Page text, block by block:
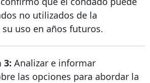
no utilizados de la
uso en años futuros.
3: Analizar e informar
las opciones para abordar la